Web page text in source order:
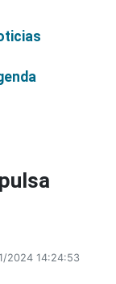
2024 14:24:53